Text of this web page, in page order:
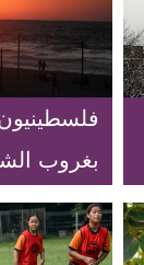
بغروب
الشاطئ